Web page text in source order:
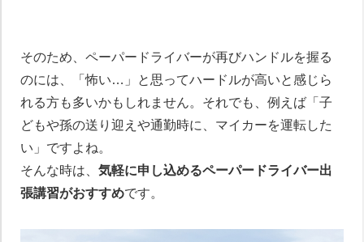
そのため、ペーパードライバーが再びハンドルを握る
のには、「怖い…」と思ってハードルが高いと感じら
れる方も多いかもしれません。それでも、例えば「子
どもや孫の送り迎えや通勤時に、マイカーを運転した
い」ですよね。
そんな時は、 気軽に申し込めるペーパードライバー出
張講習がおすすめです。